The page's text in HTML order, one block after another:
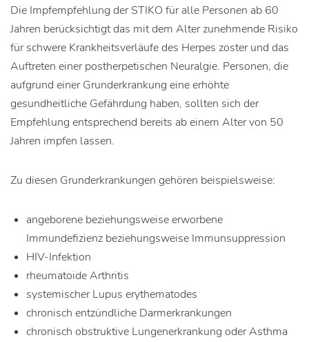
Die Impfempfehlung der STIKO für alle Personen ab 60
Jahren berücksichtigt das mit dem Alter zunehmende Risiko
für schwere Krankheitsverläufe des Herpes zoster und das
Auftreten einer postherpetischen Neuralgie. Personen, die
aufgrund einer Grunderkrankung eine erhöhte
gesundheitliche Gefährdung haben, sollten sich der
Empfehlung entsprechend bereits ab einem Alter von 50
Jahren impfen lassen.
Zu diesen Grunderkrankungen gehören beispielsweise:
angeborene beziehungsweise erworbene
Immundefizienz beziehungsweise Immunsuppression
HIV-Infektion
rheumatoide Arthritis
systemischer Lupus erythematodes
chronisch entzündliche Darmerkrankungen
chronisch obstruktive Lungenerkrankung oder Asthma